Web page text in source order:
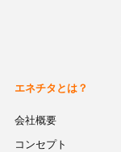
エネチタとは？
会社概要
コンセプト